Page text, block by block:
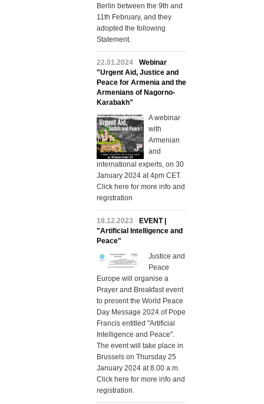
Berlin between the 9th and
11th February, and they
adopted the following
Statement.
22.01.2024
Webinar
"Urgent Aid, Justice and
Peace for Armenia and the
Armenians of Nagorno-
Karabakh"
A webinar
with
Armenian
and
international experts, on 30
January 2024 at 4pm CET.
Click here for more info and
registration
18.12.2023
EVENT |
"Artificial Intelligence and
Peace"
Justice and
Peace
Europe will organise a
Prayer and Breakfast event
to present the World Peace
Day Message 2024 of Pope
Francis entitled "Artificial
Intelligence and Peace".
The event will take place in
Brussels on Thursday 25
January 2024 at 8.00 a.m.
Click here for more info and
registration.